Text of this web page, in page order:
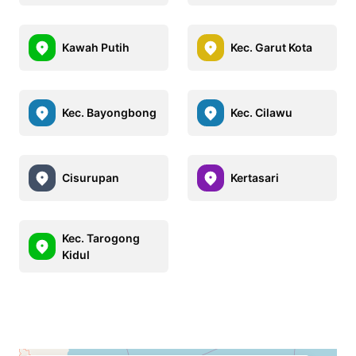
Kawah Putih Kec. Garut Kota
Kec. Bayongbong Kec. Cilawu
Cisurupan Kertasari
Kec. Tarogong
Kidul